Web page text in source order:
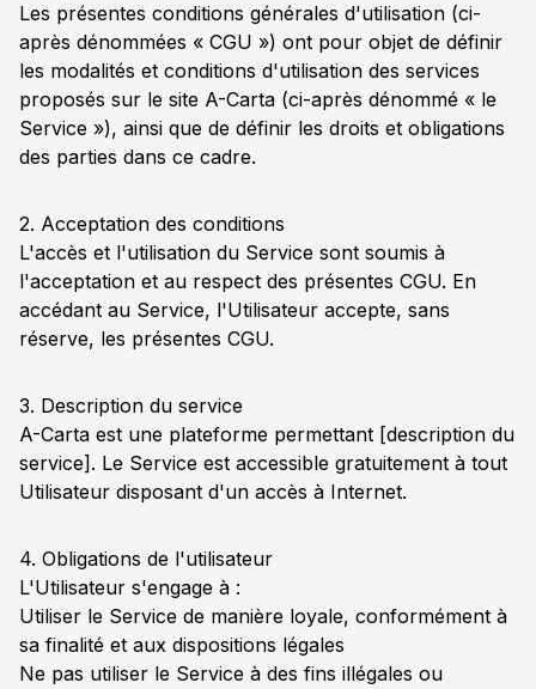
Les présentes conditions générales d'utilisation (ci-
après dénommées « CGU ») ont pour objet de définir
les modalités et conditions d'utilisation des services
proposés sur le site A-Carta (ci-après dénommé « le
Service »), ainsi que de définir les droits et obligations
des parties dans ce cadre.
2. Acceptation des conditions
L'accès et l'utilisation du Service sont soumis à
l'acceptation et au respect des présentes CGU. En
accédant au Service, l'Utilisateur accepte, sans
réserve, les présentes CGU.
3. Description du service
A-Carta est une plateforme permettant [description du
service]. Le Service est accessible gratuitement à tout
Utilisateur disposant d'un accès à Internet.
4. Obligations de l'utilisateur
L'Utilisateur s'engage à :
Utiliser le Service de manière loyale, conformément à
sa finalité et aux dispositions légales
Ne pas utiliser le Service à des fins illégales ou